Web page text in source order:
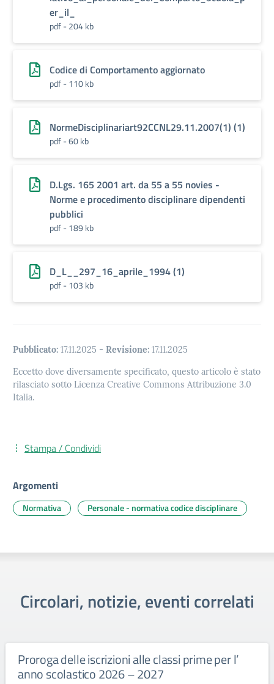
er_il_
pdf - 204 kb
Codice di Comportamento aggiornato
pdf - 110 kb
NormeDisciplinariart92CCNL29.11.2007(1) (1)
pdf - 60 kb
D.Lgs. 165 2001 art. da 55 a 55 novies -
Norme e procedimento disciplinare dipendenti
pubblici
pdf - 189 kb
D_L__297_16_aprile_1994 (1)
pdf - 103 kb
Pubblicato: 17.11.2025 - Revisione: 17.11.2025
Eccetto dove diversamente specificato, questo articolo è stato
rilasciato sotto Licenza Creative Commons Attribuzione 3.0
Italia.
Stampa / Condividi
Argomenti
Normativa Personale - normativa codice disciplinare
Circolari, notizie, eventi correlati
Proroga delle iscrizioni alle classi prime per l’
anno scolastico 2026 – 2027